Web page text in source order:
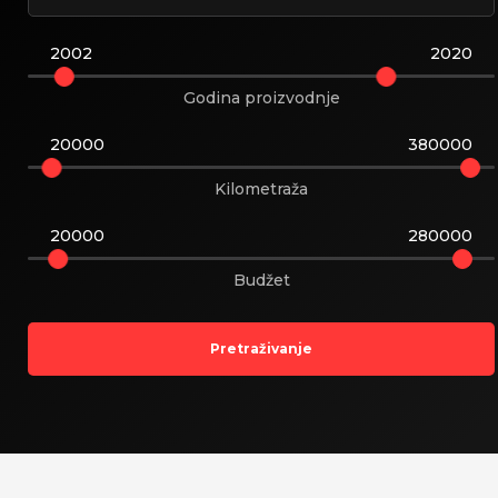
Land
Rover
2002 2020
Godina proizvodnje
20000 380000
Kilometraža
20000 280000
Budžet
Pretraživanje